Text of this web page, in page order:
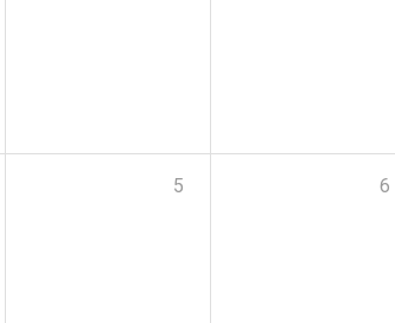
5 6